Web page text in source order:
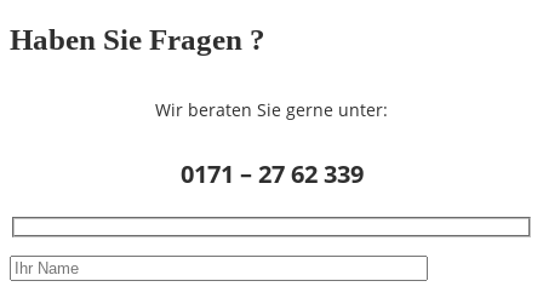
Haben Sie Fragen ?
Wir beraten Sie gerne unter:
0171 – 27 62 339